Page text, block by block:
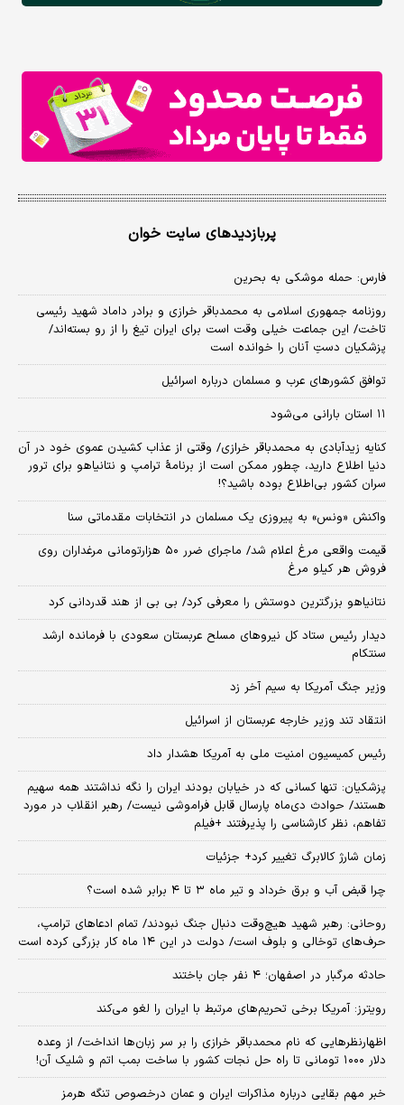
پربازدیدهای سایت خوان
فارس: حمله موشکی به بحرین
روزنامه جمهوری اسلامی به محمدباقر خرازی و برادر داماد شهید رئیسی
تاخت/ این جماعت خیلی وقت است برای ایران تیغ را از رو بسته‌اند/
پزشکیان دستِ آنان را خوانده است
توافق کشورهای عرب و مسلمان درباره اسرائیل
۱۱ استان بارانی می‌شود
کنایه زیدآبادی به محمدباقر خرازی/ وقتی از عذاب کشیدن عموی خود در آن
دنیا اطلاع دارید، چطور ممکن است از برنامهٔ ترامپ و نتانیاهو برای ترور
سران کشور بی‌اطلاع بوده باشید؟!
واکنش «ونس» به پیروزی یک مسلمان در انتخابات مقدماتی سنا
قیمت واقعی مرغ اعلام شد/ ماجرای ضرر ۵۰ هزارتومانی مرغداران روی
فروش هر کیلو مرغ
نتانیاهو بزرگترین دوستش را معرفی کرد/ بی بی از هند قدردانی کرد
دیدار رئیس ستاد کل نیروهای مسلح عربستان سعودی با فرمانده ارشد
سنتکام
وزیر جنگ آمریکا به سیم آخر زد
انتقاد تند وزیر خارجه عربستان از اسرائیل
رئیس کمیسیون امنیت ملی به آمریکا هشدار داد
پزشکیان: تنها کسانی که در خیابان بودند ایران را نگه نداشتند همه سهیم
هستند/ حوادث دی‌ماه پارسال قابل فراموشی نیست/ رهبر انقلاب در مورد
تفاهم، نظر کارشناسی را پذیرفتند +فیلم
زمان شارژ کالابرگ تغییر کرد+ جزئیات
چرا قبض آب و برق خرداد و تیر ماه ۳ تا ۴ برابر شده است؟
روحانی: رهبر شهید هیچ‌وقت دنبال جنگ نبودند/ تمام ادعاهای ترامپ،
حرف‌های توخالی و بلوف است/ دولت در این ۱۴ ماه کار بزرگی کرده است
حادثه مرگبار در اصفهان؛ ۴ نفر جان باختند
رویترز: آمریکا برخی تحریم‌های مرتبط با ایران را لغو می‌کند
اظهارنظرهایی که نام محمدباقر خرازی را بر سر زبان‌ها انداخت/ از وعده
دلار ۱۰۰۰ تومانی تا راه حل نجات کشور با ساخت بمب اتم و شلیک آن!
خبر مهم بقایی درباره مذاکرات ایران و عمان درخصوص تنگه هرمز